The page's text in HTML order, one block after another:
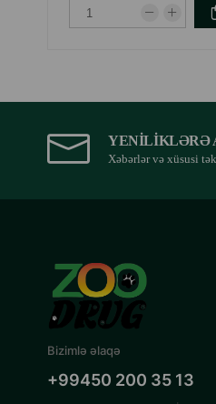
YENILIKLƏRƏ
Xəbərlər və xüsusi
Bizimlə əlaqə
+99450 200 35 13